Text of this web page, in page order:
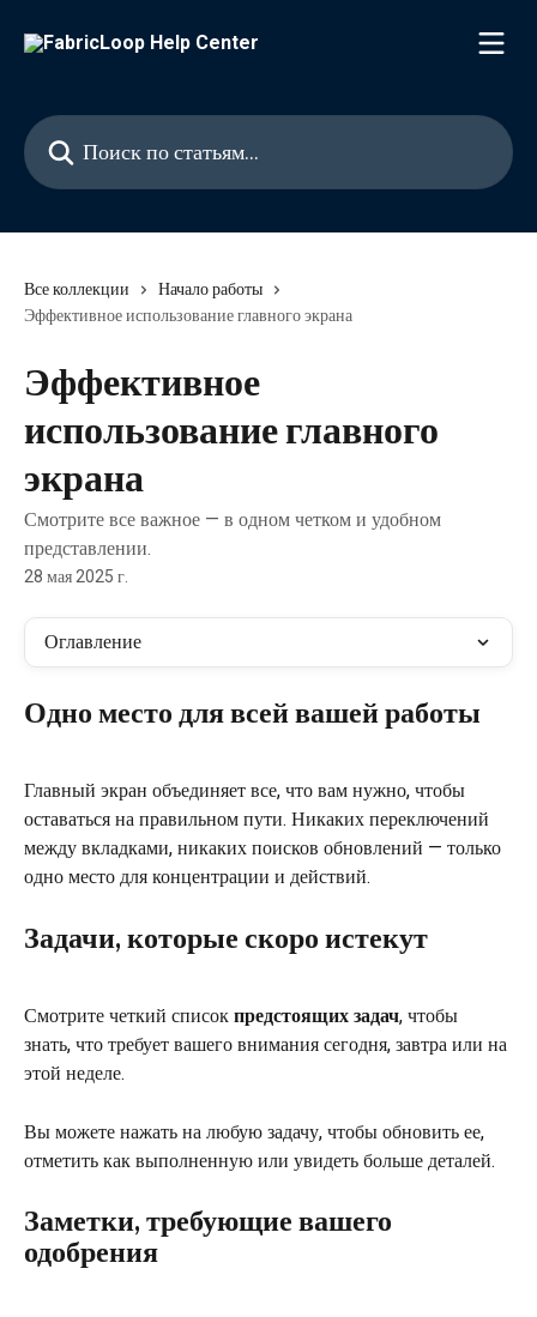
Поиск по статьям...
Все коллекции
Начало работы
Эффективное использование главного экрана
Эффективное
использование главного
экрана
Смотрите все важное — в одном четком и удобном
представлении.
28 мая 2025 г.
Оглавление
Одно место для всей вашей работы
Главный экран объединяет все, что вам нужно, чтобы
оставаться на правильном пути. Никаких переключений
между вкладками, никаких поисков обновлений — только
одно место для концентрации и действий.
Задачи, которые скоро истекут
Смотрите четкий список предстоящих задач, чтобы
знать, что требует вашего внимания сегодня, завтра или на
этой неделе.
Вы можете нажать на любую задачу, чтобы обновить ее,
отметить как выполненную или увидеть больше деталей.
Заметки, требующие вашего
одобрения